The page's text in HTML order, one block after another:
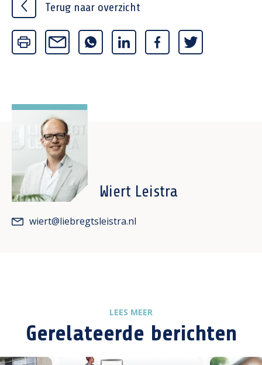
Terug naar overzicht
Wiert Leistra
wiert@liebregtsleistra.nl
LEES MEER
Gerelateerde berichten